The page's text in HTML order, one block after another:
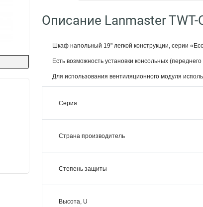
Описание Lanmaster TWT-
Шкаф напольный 19" легкой конструкции, серии
Есть возможность установки консольных
Для использования вентиляционного модуля
Серия
Страна производитель
Степень защиты
Высота, U